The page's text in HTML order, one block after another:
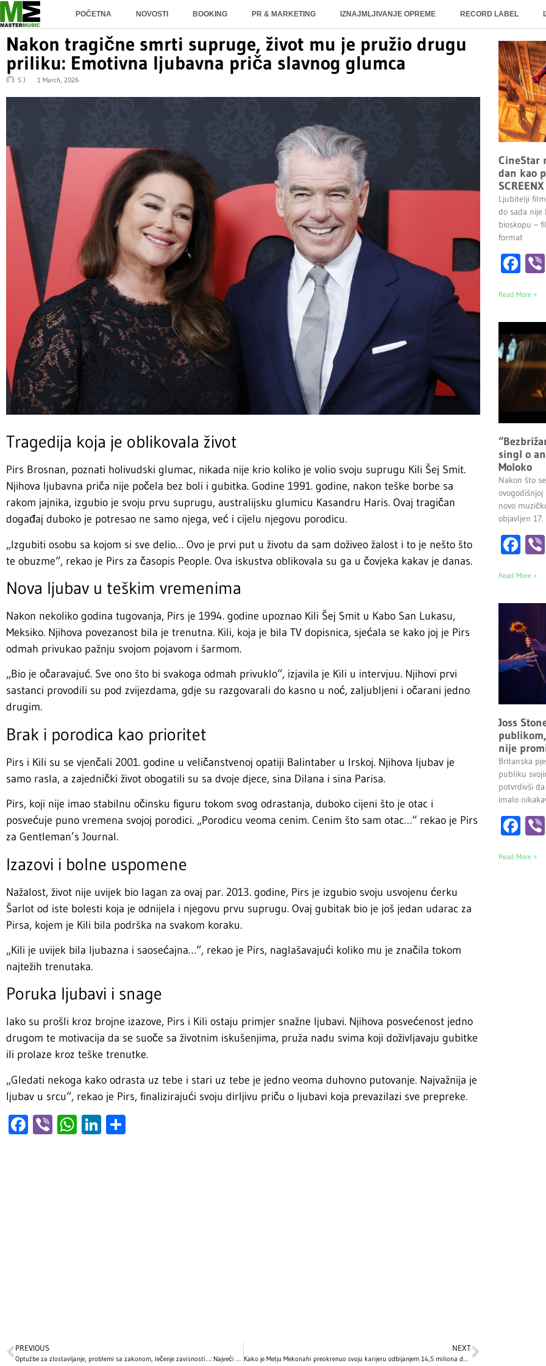
POČETNA NOVOSTI BOOKING PR & MARKETING IZNAJMLJIVANJE OPREME RECORD LABEL
Nakon tragične smrti supruge, život mu je pružio drugu
priliku: Emotivna ljubavna priča slavnog glumca
S J 1 March, 2026
Tragedija koja je oblikovala život
Pirs Brosnan, poznati holivudski glumac, nikada nije krio koliko je volio svoju suprugu Kili Šej Smit.
Njihova ljubavna priča nije počela bez boli i gubitka. Godine 1991. godine, nakon teške borbe sa
rakom jajnika, izgubio je svoju prvu suprugu, australijsku glumicu Kasan­dru Haris. Ovaj tragičan
događaj duboko je potresao ne samo njega, već i cijelu njegovu porodicu.
„Izgubiti osobu sa kojom si sve delio… Ovo je prvi put u životu da sam doživeo žalost i to je nešto što
te obuzme“, rekao je Pirs za časopis People. Ova iskustva oblikovala su ga u čovjeka kakav je danas.
Nova ljubav u teškim vremenima
Nakon nekoliko godina tugovanja, Pirs je 1994. godine upoznao Kili Šej Smit u Kabo San Lukasu,
Meksiko. Njihova povezanost bila je trenutna. Kili, koja je bila TV dopisnica, sjećala se kako joj je Pirs
odmah privukao pažnju svojom pojavom i šarmom.
„Bio je očaravajuć. Sve ono što bi svakoga odmah privuklo“, izjavila je Kili u intervjuu. Njihovi prvi
sastanci provodili su pod zvijezdama, gdje su razgovarali do kasno u noć, zaljubljeni i očarani jedno
drugim.
Brak i porodica kao prioritet
Pirs i Kili su se vjenčali 2001. godine u veličanstvenoj opatiji Balintaber u Irskoj. Njihova ljubav je
samo rasla, a zajednički život obogatili su sa dvoje djece, sina Dilana i sina Parisa.
Pirs, koji nije imao stabilnu očinsku figuru tokom svog odrastanja, duboko cijeni što je otac i
posvećuje puno vremena svojoj porodici. „Porodicu veoma cenim. Cenim što sam otac…“ rekao je Pirs
za Gentleman’s Journal.
Izazovi i bolne uspomene
Nažalost, život nije uvijek bio lagan za ovaj par. 2013. godine, Pirs je izgubio svoju usvojenu ćerku
Šarlot od iste bolesti koja je odnijela i njegovu prvu suprugu. Ovaj gubitak bio je još jedan udarac za
Pirsa, kojem je Kili bila podrška na svakom koraku.
„Kili je uvijek bila ljubazna i saosećajna…“, rekao je Pirs, naglašavajući koliko mu je značila tokom
najtežih trenutaka.
Poruka ljubavi i snage
Iako su prošli kroz brojne izazove, Pirs i Kili ostaju primjer snažne ljubavi. Njihova posvećenost jedno
drugom te motivacija da se suoče sa životnim iskušenjima, pruža nadu svima koji doživljavaju gubitke
ili prolaze kroz teške trenutke.
„Gledati nekoga kako odrasta uz tebe i stari uz tebe je jedno veoma duhovno putovanje. Najvažnija je
ljubav u srcu“, rekao je Pirs, finalizirajući svoju dirljivu priču o ljubavi koja prevazilazi sve prepreke.
Facebook
ViberWhatsApp
LinkedIn
PREVIOUS NEXT
CineStar
dan kao
Ljubitelji
do sada
bioskopu –
format
Read More »
singl o
Moloko
Nakon što
ovogodišnjoj
novo
objavljen
Read More »
Joss
nije
Britanska
publiku
potvrdivši
imalo
Read More »